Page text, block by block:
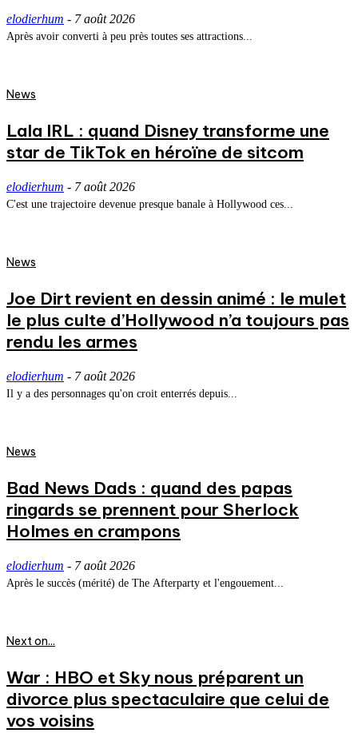
elodierhum - 7 août 2026
Après avoir converti à peu près toutes ses attractions...
News
Lala IRL : quand Disney transforme une
star de TikTok en héroïne de sitcom
elodierhum - 7 août 2026
C'est une trajectoire devenue presque banale à Hollywood ces...
News
Joe Dirt revient en dessin animé : le mulet
le plus culte d’Hollywood n’a toujours pas
rendu les armes
elodierhum - 7 août 2026
Il y a des personnages qu'on croit enterrés depuis...
News
Bad News Dads : quand des papas
ringards se prennent pour Sherlock
Holmes en crampons
elodierhum - 7 août 2026
Après le succès (mérité) de The Afterparty et l'engouement...
Next on...
War : HBO et Sky nous préparent un
divorce plus spectaculaire que celui de
vos voisins